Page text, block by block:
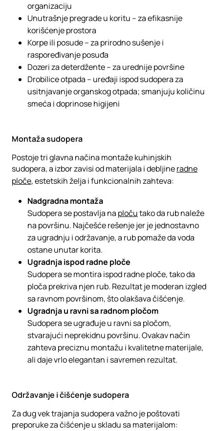
organizaciju
Unutrašnje pregrade u koritu – za efikasnije
korišćenje prostora
Korpe ili posude – za prirodno sušenje i
raspoređivanje posuđa
Dozeri za deterdžente – za urednije površine
Drobilice otpada – uređaji ispod sudopera za
usitnjavanje organskog otpada; smanjuju količinu
smeća i doprinose higijeni
Montaža sudopera
Postoje tri glavna načina montaže kuhinjskih
sudopera, a izbor zavisi od materijala i debljineradne
ploče, estetskih želja i funkcionalnih zahteva:
Nadgradna montaža
Sudopera se postavlja na pločutako da rub naleže
na površinu. Najčešće rešenje jer je jednostavno
za ugradnju i održavanje, a rub pomaže da voda
ostane unutar korita.
Ugradnja ispod radne ploče
Sudopera se montira ispod radne ploče, tako da
ploča prekriva njen rub. Rezultat je moderan izgled
sa ravnom površinom, što olakšava čišćenje.
Ugradnja u ravni sa radnom pločom
Sudopera se ugrađuje u ravni sa pločom,
stvarajući neprekidnu površinu. Ovakav način
zahteva preciznu montažu i kvalitetne materijale,
ali daje vrlo elegantan i savremen rezultat.
Održavanje i čišćenje sudopera
Za dug vek trajanja sudopera važno je poštovati
preporuke za čišćenje u skladu sa materijalom: